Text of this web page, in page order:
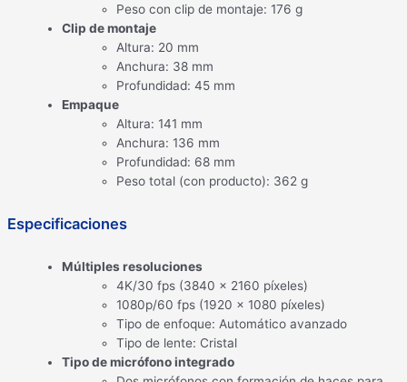
Peso con clip de montaje: 176 g
Clip de montaje
Altura: 20 mm
Anchura: 38 mm
Profundidad: 45 mm
Empaque
Altura: 141 mm
Anchura: 136 mm
Profundidad: 68 mm
Peso total (con producto): 362 g
Especificaciones
Múltiples resoluciones
4K/30 fps (3840 x 2160 píxeles)
1080p/60 fps (1920 x 1080 píxeles)
Tipo de enfoque: Automático avanzado
Tipo de lente: Cristal
Tipo de micrófono integrado